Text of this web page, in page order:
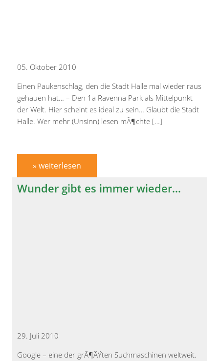
05. Oktober 2010
Einen Paukenschlag, den die Stadt Halle mal wieder raus
gehauen hat… – Den 1a Ravenna Park als Mittelpunkt
der Welt. Hier scheint es ideal zu sein… Glaubt die Stadt
Halle. Wer mehr (Unsinn) lesen mÃ¶chte […]
» weiterlesen
Wunder gibt es immer wieder…
29. Juli 2010
Google – eine der grÃ¶ÃŸten Suchmaschinen weltweit.